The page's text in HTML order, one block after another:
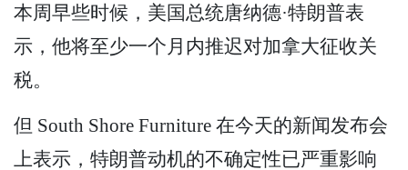
本周早些时候，美国总统唐纳德·特朗普表
示，他将至少一个月内推迟对加拿大征收关
税。
但 South Shore Furniture 在今天的新闻发布会
上表示，特朗普动机的不确定性已严重影响